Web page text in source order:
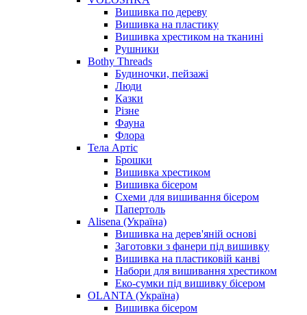
Вишивка по дереву
Вишивка на пластику
Вишивка хрестиком на тканині
Рушники
Bothy Threads
Будиночки, пейзажі
Люди
Казки
Різне
Фауна
Флора
Тела Артіс
Брошки
Вишивка хрестиком
Вишивка бісером
Схеми для вишивання бісером
Папертоль
Alisena (Україна)
Вишивка на дерев'яній основі
Заготовки з фанери під вишивку
Вишивка на пластиковій канві
Набори для вишивання хрестиком
Еко-сумки під вишивку бісером
OLANTA (Україна)
Вишивка бісером